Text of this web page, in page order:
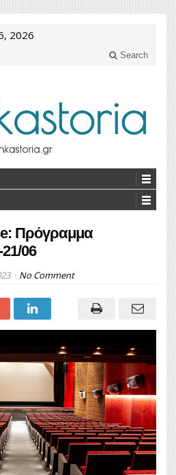
2026
Search
Πρόγραμμα
06
No Comment